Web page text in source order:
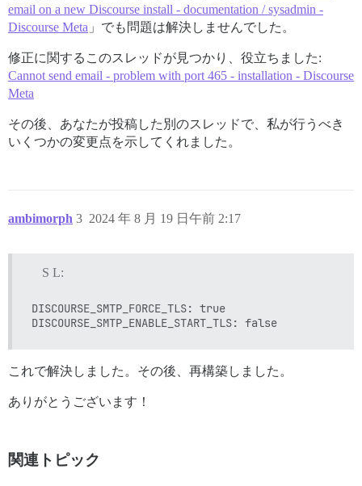
email on a new Discourse install - documentation / sysadmin -
Discourse Meta 」でも問題は解決しませんでした。
修正に関するこのスレッドが見つかり、役立ちました:
Cannot send email - problem with port 465 - installation - Discourse
Meta
その後、あなたが投稿した別のスレッドで、私が行うべき
いくつかの変更点を示してくれました。
ambimorph 2024 年 8 月 19 日午前 2:17
3
S L:
DISCOURSE_SMTP_FORCE_TLS: true
これで解決しました。その後、再構築しました。
ありがとうございます！
関連トピック